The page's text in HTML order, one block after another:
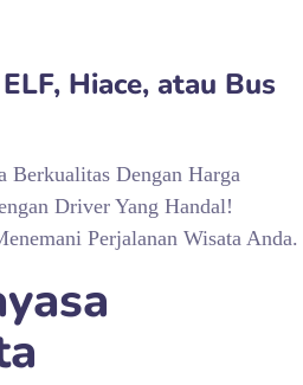
Hiace, atau Bus
Berkualitas Dengan Harga
Driver Yang Handal!
Perjalanan Wisata Anda.